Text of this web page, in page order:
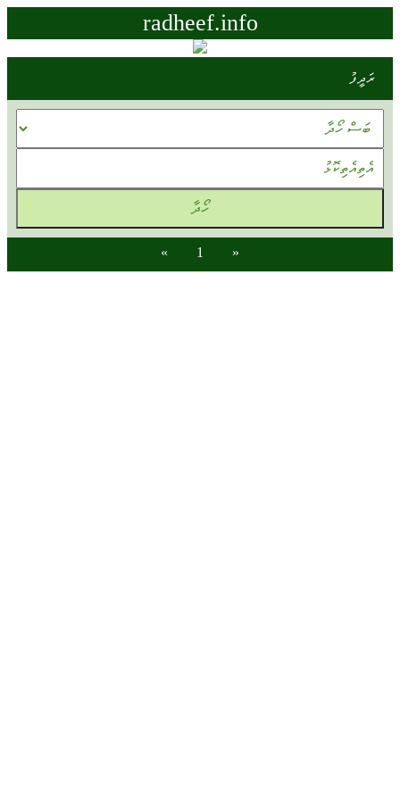
radheef.info
ރަދީފު
«
1
»